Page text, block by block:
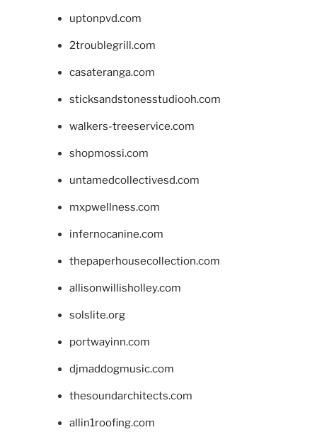
uptonpvd.com
2troublegrill.com
casateranga.com
sticksandstonesstudiooh.com
walkers-treeservice.com
shopmossi.com
untamedcollectivesd.com
mxpwellness.com
infernocanine.com
thepaperhousecollection.com
allisonwillisholley.com
solslite.org
portwayinn.com
djmaddogmusic.com
thesoundarchitects.com
allin1roofing.com